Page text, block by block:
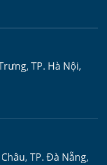
TP. Hà Nội,
TP. Đà Nẵng,